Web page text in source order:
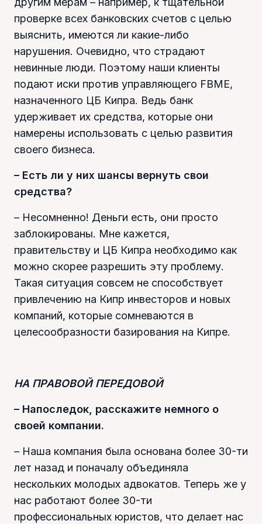
проверке всех банковских счетов с целью
выяснить, имеются ли какие-либо
нарушения. Очевидно, что страдают
невинные люди. Поэтому наши клиенты
подают иски против управляющего FBME,
назначенного ЦБ Кипра. Ведь банк
удерживает их средства, которые они
намерены использовать с целью развития
своего бизнеса.
– Есть ли у них шансы вернуть свои
средства?
– Несомненно! Деньги есть, они просто
заблокированы. Мне кажется,
правительству и ЦБ Кипра необходимо как
можно скорее разрешить эту проблему.
Такая ситуация совсем не способствует
привлечению на Кипр инвесторов и новых
компаний, которые сомневаются в
целесообразности базирования на Кипре.
НА ПРАВОВОЙ ПЕРЕДОВОЙ
– Напоследок, расскажите немного о
своей компании.
– Наша компания была основана более 30-ти
лет назад и поначалу объединяла
нескольких молодых адвокатов. Теперь же у
нас работают более 30-ти
профессиональных юристов, что делает нас